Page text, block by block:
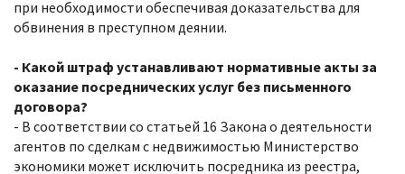
при необходимости обеспечивая доказательства для
обвинения в преступном деянии.
- Какой штраф устанавливают нормативные акты за
оказание посреднических услуг без письменного
договора?
- В соответствии со статьей 16 Закона о деятельности
агентов по сделкам с недвижимостью Министерство
экономики может исключить посредника из реестра,